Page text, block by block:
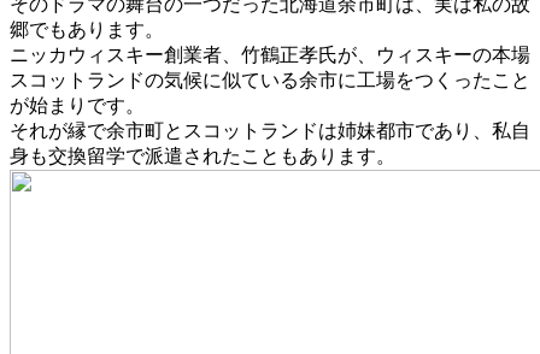
郷でもあります。
ニッカウィスキー創業者、竹鶴正孝氏が、ウィスキーの本場
スコットランドの気候に似ている余市に工場をつくったこと
が始まりです。
それが縁で余市町とスコットランドは姉妹都市であり、私自
身も交換留学で派遣されたこともあります。